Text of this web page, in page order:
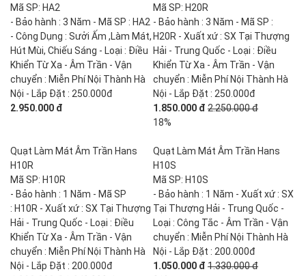
Mã SP: HA2
- Bảo hành : 3 Năm - Mã SP : HA2
- Công Dụng : Sưởi Ấm ,Làm Mát,
Hút Mùi, Chiếu Sáng - Loại : Điều
Khiển Từ Xa - Âm Trần - Vận
chuyển : Miễn Phí Nội Thành Hà
Nội - Lắp Đặt : 250.000đ
2.950.000 đ
Mã SP: H20R
- Bảo hành : 3 Năm - Mã SP :
H20R - Xuất xứ : SX Tại Thượng
Hải - Trung Quốc - Loại : Điều
Khiển Từ Xa - Âm Trần - Vận
chuyển : Miễn Phí Nội Thành Hà
Nội - Lắp Đặt : 250.000đ
1.850.000 đ 2.250.000 đ
18%
Quạt Làm Mát Âm Trần Hans
H10R
Mã SP: H10R
- Bảo hành : 1 Năm - Mã SP
: H10R - Xuất xứ : SX Tại Thượng
Hải - Trung Quốc - Loại : Điều
Khiển Từ Xa - Âm Trần - Vận
chuyển : Miễn Phí Nội Thành Hà
Nội - Lắp Đặt : 200.000đ
Quạt Làm Mát Âm Trần Hans
H10S
Mã SP: H10S
- Bảo hành : 1 Năm - Xuất xứ : SX
Tại Thượng Hải - Trung Quốc -
Loại : Công Tắc - Âm Trần - Vận
chuyển : Miễn Phí Nội Thành Hà
Nội - Lắp Đặt : 200.000đ
1.050.000 đ 1.330.000 đ